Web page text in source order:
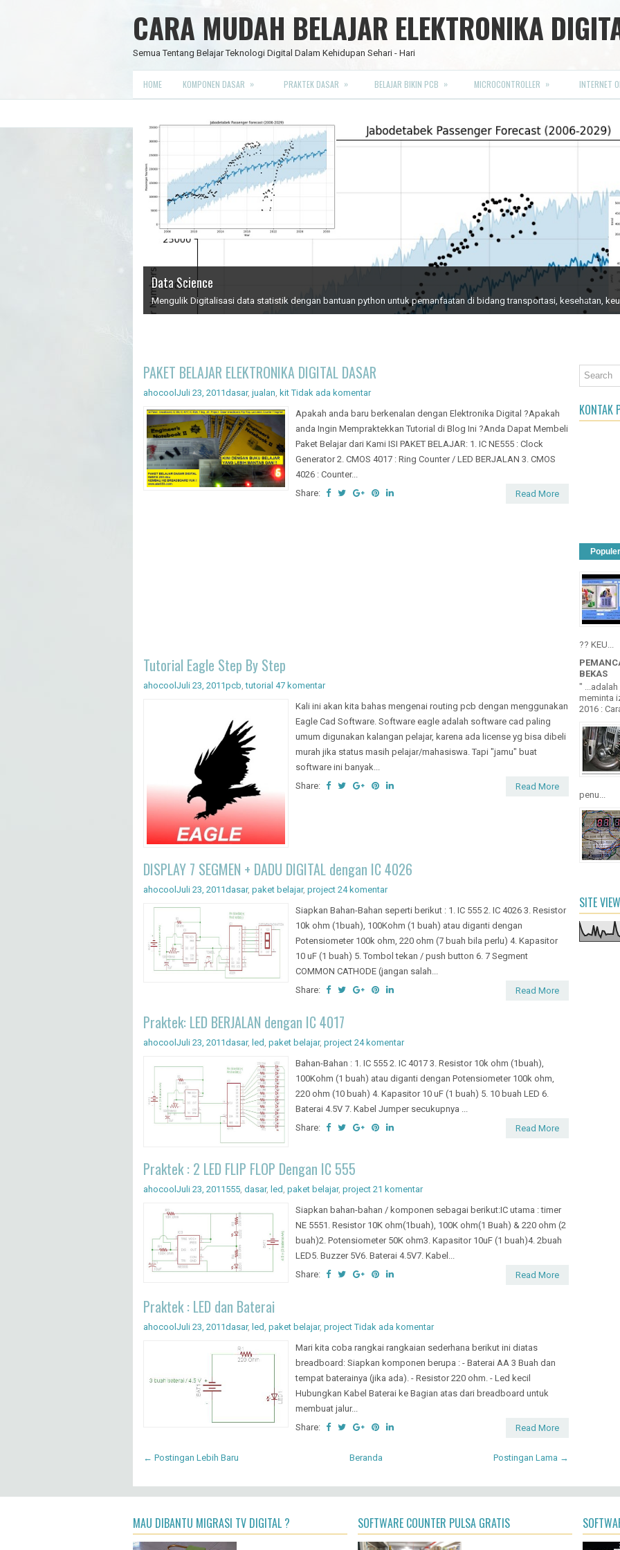
CARA MUDAH BELAJAR ELEKTRONIKA
Semua Tentang Belajar Teknologi Digital Dalam Kehidupan Sehari - Hari
HOME KOMPONEN DASAR » PRAKTEK DASAR » BELAJAR BIKIN PCB » MICROCONTROLLER » INTERNET
IC Timer 555 yang Multifungsi
Data Science
Mengulik Digitalisasi data statistik dengan bantuan python untuk pemanfaatan di bidang transportasi, kesehatan,
JAM DIGITAL 6 DIGIT TANPA MICRO FULL CMOS
Node Red - Kontrol Industri 4.0
PAKET BELAJAR ELEKTRONIKA DIGITAL DASAR
ahocoolJuli 23, 2011dasar, jualan kit Tidak ada komentar
Apakah anda baru berkenalan dengan Elektronika Digital ?Apakah
anda Ingin Mempraktekkan Tutorial di Blog Ini ?Anda Dapat Membeli
Paket Belajar dari Kami ISI PAKET BELAJAR: 1. IC NE555 : Clock
Generator 2. CMOS 4017 : Ring Counter / LED BERJALAN 3. CMOS
4026 : Counter...
Share:
Read More
Tutorial Eagle Step By Step
ahocoolJuli 23, 2011pcb ,tutorial 47 komentar
Kali ini akan kita bahas mengenai routing pcb dengan menggunakan
Eagle Cad Software. Software eagle adalah software cad paling
umum digunakan kalangan pelajar, karena ada license yg bisa dibeli
murah jika status masih pelajar/mahasiswa. Tapi "jamu" buat
software ini banyak...
Share:
Read More
DISPLAY 7 SEGMEN + DADU DIGITAL dengan IC 4026
ahocool Juli 23, 2011dasar, paket belajar, project 24 komentar
Siapkan Bahan-Bahan seperti berikut : 1. IC 555 2. IC 4026 3. Resistor
10k ohm (1buah), 100Kohm (1 buah) atau diganti dengan
Potensiometer 100k ohm, 220 ohm (7 buah bila perlu) 4. Kapasitor
10 uF (1 buah) 5. Tombol tekan / push button 6. 7 Segment
COMMON CATHODE (jangan salah...
Share:
Read More
Praktek: LED BERJALAN dengan IC 4017
ahocool Juli 23, 2011dasar, led , paket belajar, project 24 komentar
Bahan-Bahan : 1. IC 555 2. IC 4017 3. Resistor 10k ohm (1buah),
100Kohm (1 buah) atau diganti dengan Potensiometer 100k ohm,
220 ohm (10 buah) 4. Kapasitor 10 uF (1 buah) 5. 10 buah LED 6.
Baterai 4.5V 7. Kabel Jumper secukupnya ...
Share:
Read More
Praktek : 2 LED FLIP FLOP Dengan IC 555
ahocool Juli 23, 2011 555 dasar, led paket belajar, project 21 komentar
Siapkan bahan-bahan / komponen sebagai berikut:IC utama : timer
NE 5551. Resistor 10K ohm(1buah), 100K ohm(1 Buah) & 220 ohm (2
buah)2. Potensiometer 50K ohm3. Kapasitor 10uF (1 buah)4. 2buah
LED5. Buzzer 5V6. Baterai 4.5V7. Kabel...
Share:
Read More
Praktek : LED dan Baterai
ahocool Juli 23, 2011dasar, led paket belajar, project Tidak ada komentar
Mari kita coba rangkai rangkaian sederhana berikut ini diatas
breadboard: Siapkan komponen berupa : - Baterai AA 3 Buah dan
tempat baterainya (jika ada). - Resistor 220 ohm. - Led kecil
Hubungkan Kabel Baterai ke Bagian atas dari breadboard untuk
membuat jalur...
Share:
Read More
← Postingan Lebih Baru Postingan Lama →
Beranda
KONTAK
Populer
?? KEU...
BEKAS
"
meminta
2016 :
penu...
SITE VIEW
MAU DIBANTU MIGRASI TV DIGITAL ? SOFTWARE COUNTER PULSA GRATIS